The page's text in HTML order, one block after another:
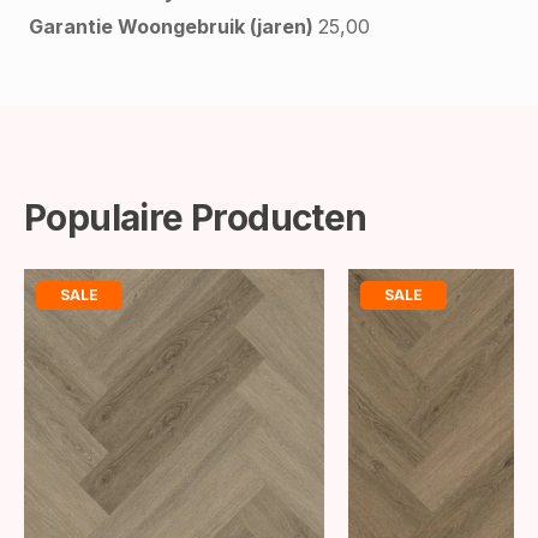
Garantie Woongebruik (jaren) 25,00
Populaire Producten
SALE SALE